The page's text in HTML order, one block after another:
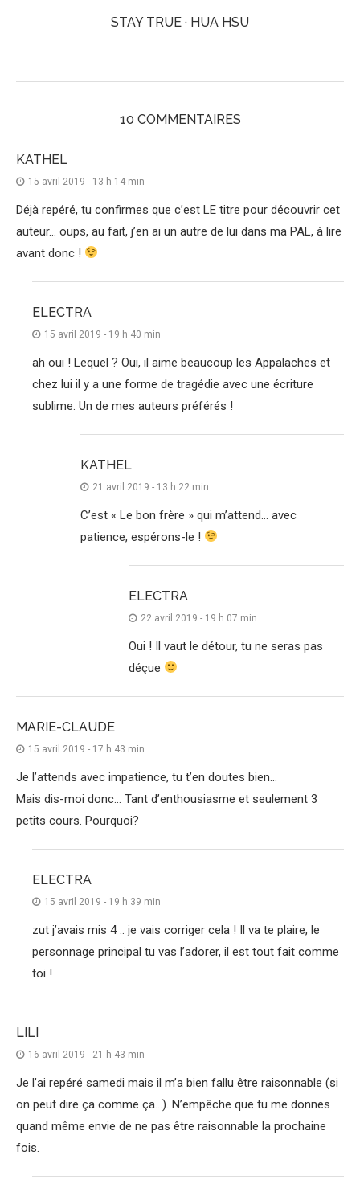
STAY TRUE · HUA HSU
10 COMMENTAIRES
KATHEL
15 avril 2019 - 13 h 14 min
Déjà repéré, tu confirmes que c’est LE titre pour découvrir cet
auteur… oups, au fait, j’en ai un autre de lui dans ma PAL, à lire
avant donc !
ELECTRA
15 avril 2019 - 19 h 40 min
ah oui ! Lequel ? Oui, il aime beaucoup les Appalaches et
chez lui il y a une forme de tragédie avec une écriture
sublime. Un de mes auteurs préférés !
KATHEL
21 avril 2019 - 13 h 22 min
C’est « Le bon frère » qui m’attend… avec
patience, espérons-le !
ELECTRA
22 avril 2019 - 19 h 07 min
Oui ! Il vaut le détour, tu ne seras pas
déçue
MARIE-CLAUDE
15 avril 2019 - 17 h 43 min
Je l’attends avec impatience, tu t’en doutes bien…
Mais dis-moi donc… Tant d’enthousiasme et seulement 3
petits cours. Pourquoi?
ELECTRA
15 avril 2019 - 19 h 39 min
zut j’avais mis 4 .. je vais corriger cela ! Il va te plaire, le
personnage principal tu vas l’adorer, il est tout fait comme
toi !
LILI
16 avril 2019 - 21 h 43 min
Je l’ai repéré samedi mais il m’a bien fallu être raisonnable (si
on peut dire ça comme ça…). N’empêche que tu me donnes
quand même envie de ne pas être raisonnable la prochaine
fois.